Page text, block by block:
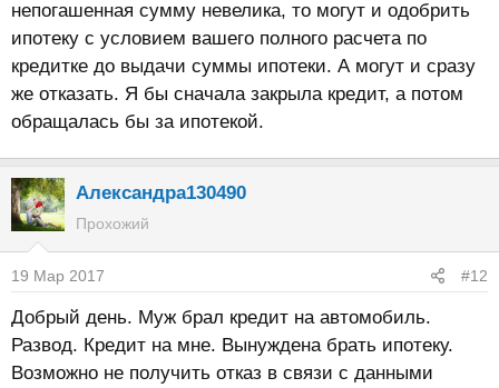
непогашенная сумму невелика, то могут и одобрить
ипотеку с условием вашего полного расчета по
кредитке до выдачи суммы ипотеки. А могут и сразу
же отказать. Я бы сначала закрыла кредит, а потом
обращалась бы за ипотекой.
Александра130490
Прохожий
19 Мар 2017 #12
Добрый день. Муж брал кредит на автомобиль.
Развод. Кредит на мне. Вынуждена брать ипотеку.
Возможно не получить отказ в связи с данными